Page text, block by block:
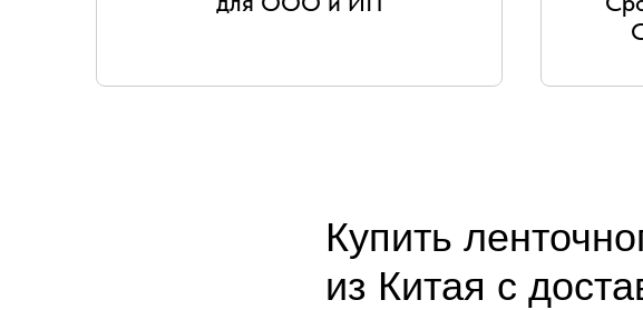
Купить
из Китая с